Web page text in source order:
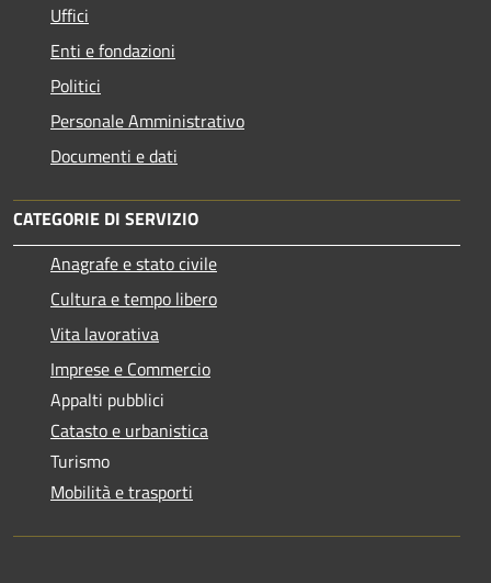
Uffici
Enti e fondazioni
Politici
Personale Amministrativo
Documenti e dati
CATEGORIE DI SERVIZIO
Anagrafe e stato civile
Cultura e tempo libero
Vita lavorativa
Imprese e Commercio
Appalti pubblici
Catasto e urbanistica
Turismo
Mobilità e trasporti